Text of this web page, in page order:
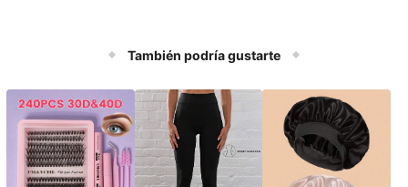
También podría gustarte